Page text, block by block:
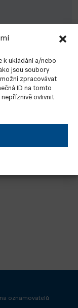
k ukládání a/nebo
jsou soubory
zpracovávat
ID na tomto
nepříznivě ovlivnit
oznamovatelů